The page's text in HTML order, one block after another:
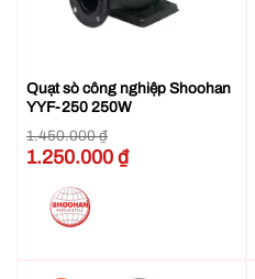
Quạt sò công nghiệp Shoohan
YYF-250 250W
1.450.000₫
Giá
gốc
1.450.000 ₫.
1.250.000 ₫Giá
hiện